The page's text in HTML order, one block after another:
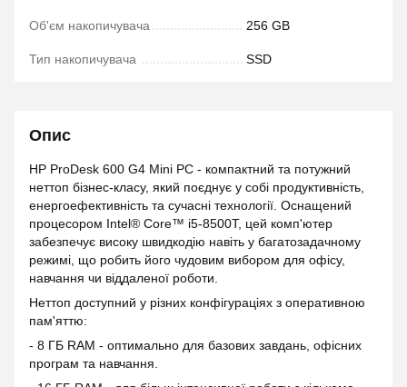
Об'єм накопичувача 256 GB
Тип накопичувача SSD
Опис
HP ProDesk 600 G4 Mini PC - компактний та потужний
неттоп бізнес-класу, який поєднує у собі продуктивність,
енергоефективність та сучасні технології. Оснащений
процесором Intel® Core™ i5-8500T, цей комп'ютер
забезпечує високу швидкодію навіть у багатозадачному
режимі, що робить його чудовим вибором для офісу,
навчання чи віддаленої роботи.
Неттоп доступний у різних конфігураціях з оперативною
пам'яттю:
- 8 ГБ RAM - оптимально для базових завдань, офісних
програм та навчання.